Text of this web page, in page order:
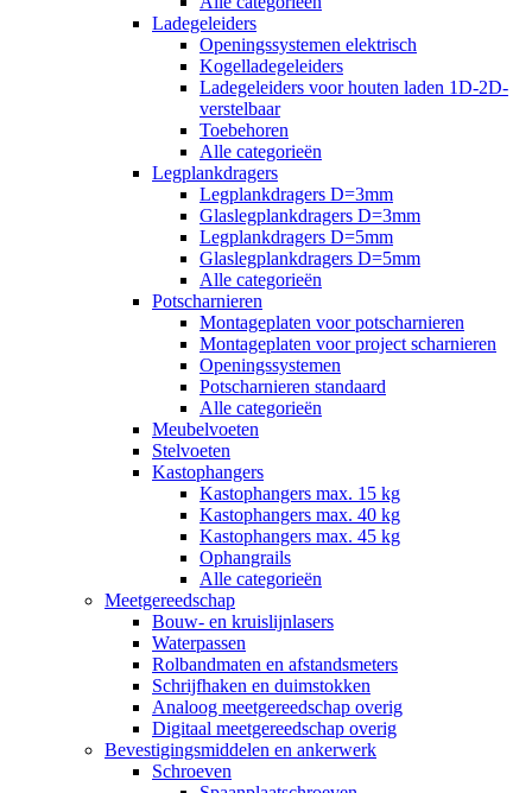
Ladegeleiders
Openingssystemen elektrisch
Kogelladegeleiders
Ladegeleiders voor houten laden 1D-2D-
verstelbaar
Toebehoren
Alle categorieën
Legplankdragers
Legplankdragers D=3mm
Glaslegplankdragers D=3mm
Legplankdragers D=5mm
Glaslegplankdragers D=5mm
Alle categorieën
Potscharnieren
Montageplaten voor potscharnieren
Montageplaten voor project scharnieren
Openingssystemen
Potscharnieren standaard
Alle categorieën
Meubelvoeten
Stelvoeten
Kastophangers
Kastophangers max. 15 kg
Kastophangers max. 40 kg
Kastophangers max. 45 kg
Ophangrails
Alle categorieën
Meetgereedschap
Bouw- en kruislijnlasers
Waterpassen
Rolbandmaten en afstandsmeters
Schrijfhaken en duimstokken
Analoog meetgereedschap overig
Digitaal meetgereedschap overig
Bevestigingsmiddelen en ankerwerk
Schroeven